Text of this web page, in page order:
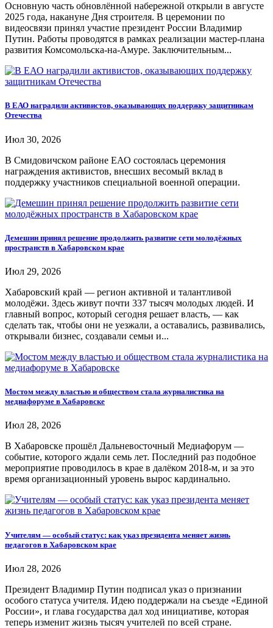
Основную часть обновлённой набережной открыли в августе
2025 года, накануне Дня строителя. В церемонии по
видеосвязи принял участие президент России Владимир
Путин. Работы проводятся в рамках реализации мастер-плана
развития Комсомольска-на-Амуре. Заключительным...
В ЕАО наградили активистов, оказывающих поддержку защитникам
Отечества
Июл 30, 2026
В Смидовичском районе ЕАО состоялась церемония
награждения активистов, внесших весомый вклад в
поддержку участников специальной военной операции.
Демешин принял решение продолжить развитие сети молодёжных
пространств в Хабаровском крае
Июл 29, 2026
Хабаровский край — регион активной и талантливой
молодёжи. Здесь живут почти 337 тысяч молодых людей. И
главный вопрос, который сегодня решает власть, — как
сделать так, чтобы они не уезжали, а оставались, развивались,
открывали бизнес, создавали семьи и...
Мостом между властью и обществом стала журналистика на
медиафоруме в Хабаровске
Июл 28, 2026
В Хабаровске прошёл Дальневосточный Медиафорум —
событие, которого ждали семь лет. Последний раз подобное
мероприятие проводилось в крае в далёком 2018-м, и за это
время организационный уровень вырос кардинально.
Учителям — особый статус: как указ президента меняет жизнь
педагогов в Хабаровском крае
Июл 28, 2026
Президент Владимир Путин подписал указ о признании
особого статуса учителя. Идею поддержали на съезде «Единой
России», и глава государства дал ход инициативе, которая
теперь изменит жизнь тысяч учителей по всей стране.